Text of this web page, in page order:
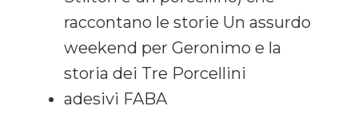
raccontano le storie Un assurdo
weekend per Geronimo e la
storia dei Tre Porcellini
adesivi FABA